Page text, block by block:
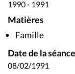
1990 - 1991
Matières
Famille
Date de la
08/02/1991